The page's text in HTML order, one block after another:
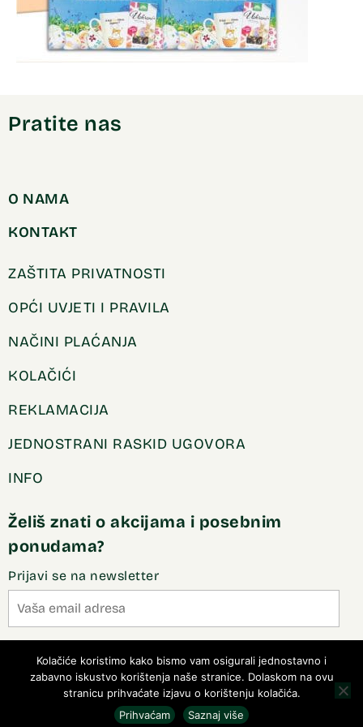
Pratite nas
O NAMA
KONTAKT
ZAŠTITA PRIVATNOSTI
OPĆI UVJETI I PRAVILA
NAČINI PLAĆANJA
KOLAČIĆI
REKLAMACIJA
JEDNOSTRANI RASKID UGOVORA
INFO
Želiš znati o akcijama i posebnim
ponudama?
Prijavi se na newsletter
Kolačiće koristimo kako bismo vam osigurali jednostavno i
zabavno iskustvo korištenja naše stranice. Dolaskom na ovu
stranicu prihvaćate izjavu o korištenju kolačića.
Prihvaćam
Saznaj više